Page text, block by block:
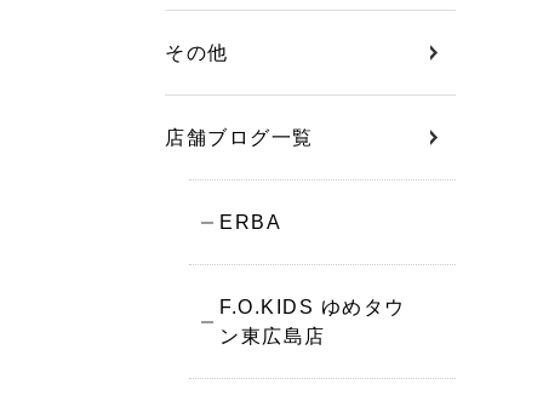
その他
店舗ブログ一覧
ERBA
F.O.KIDS ゆめタウ
ン東広島店